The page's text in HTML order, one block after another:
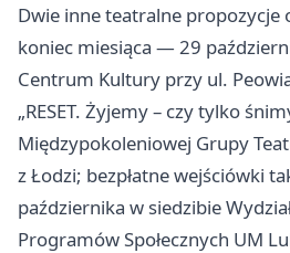
Dwie inne teatralne propozycje
koniec miesiąca — 29
Centrum Kultury przy ul.
„RESET. Żyjemy – czy tylko
Międzypokoleniowej Grupy
z Łodzi; bezpłatne wejściówki
października w siedzibie
Programów Społecznych UM